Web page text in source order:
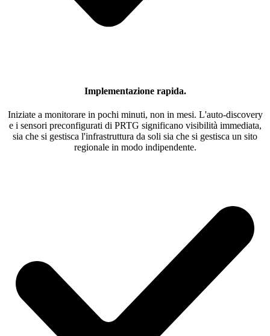
Implementazione rapida.
Iniziate a monitorare in pochi minuti, non in mesi. L'auto-discovery
e i sensori preconfigurati di PRTG significano visibilità immediata,
sia che si gestisca l'infrastruttura da soli sia che si gestisca un sito
regionale in modo indipendente.